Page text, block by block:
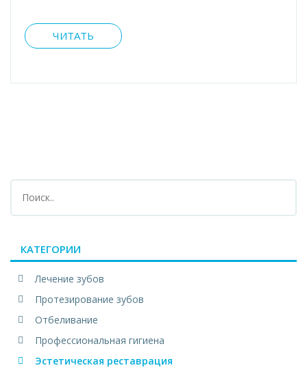
ЧИТАТЬ
КАТЕГОРИИ
Лечение зубов
Протезирование зубов
Отбеливание
Профессиональная гигиена
Эстетическая реставрация